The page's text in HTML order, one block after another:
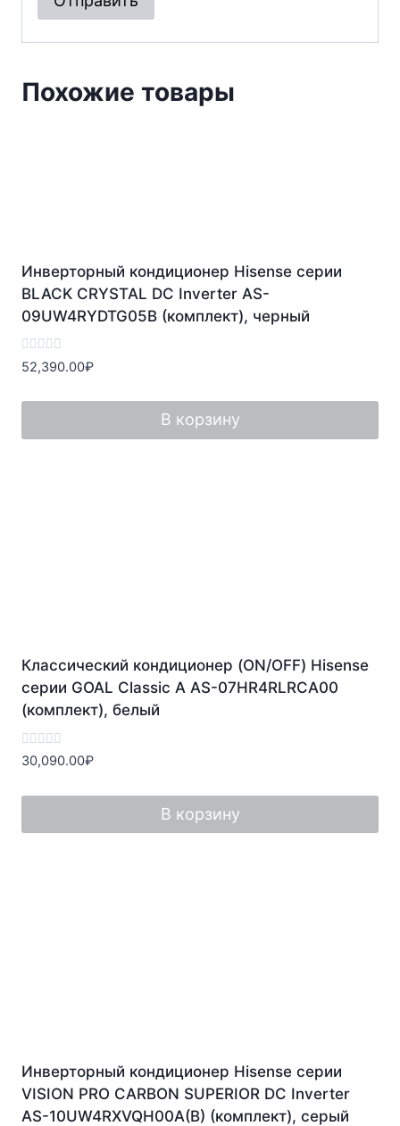
Похожие товары
Инверторный кондиционер Hisense серии
BLACK CRYSTAL DC Inverter AS-
09UW4RYDTG05B (комплект), черный
Оценка
0
5
52,390.00₽
В корзину
Классический кондиционер (ON/OFF) Hisense
серии GOAL Classic A AS-07HR4RLRCA00
(комплект), белый
Оценка
0
5
30,090.00₽
В корзину
Инверторный кондиционер Hisense серии
VISION PRO CARBON SUPERIOR DC Inverter
AS-10UW4RXVQH00A(B) (комплект), серый